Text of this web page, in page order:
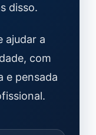
disso.
ajudar a
com
e pensada